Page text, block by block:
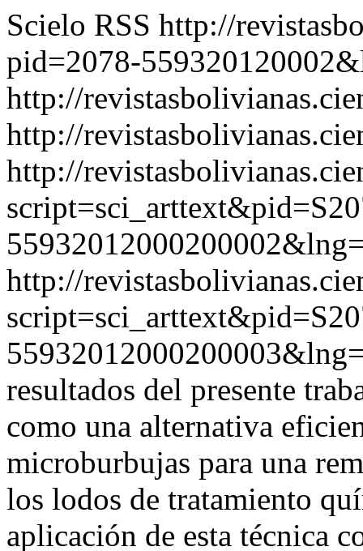
Scielo RSS http://
pid=2078-
http://
http://
http://
http://
resultados del presente
como una alternativa
microburbujas para una
los lodos de tratamiento
aplicación de esta técnica